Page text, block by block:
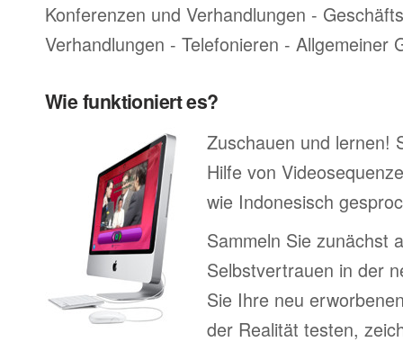
Konferenzen und Verhandlungen -
Verhandlungen - Telefonieren - Allgemeiner
Wie funktioniert es?
Zuschauen und lernen!
Hilfe von
wie Indonesisch
Sammeln Sie zunächst
Selbstvertrauen in der
Sie Ihre neu
der Realität testen,